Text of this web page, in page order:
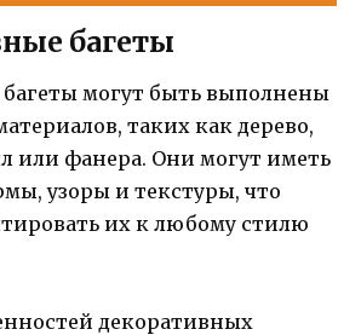
багеты
могут быть выполнены
таких как дерево,
или фанера. Они могут иметь
узоры и текстуры, что
их к любому стилю
декоративных